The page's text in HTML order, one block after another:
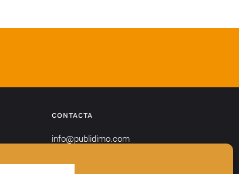
CONTACTA
info@publidimo.com